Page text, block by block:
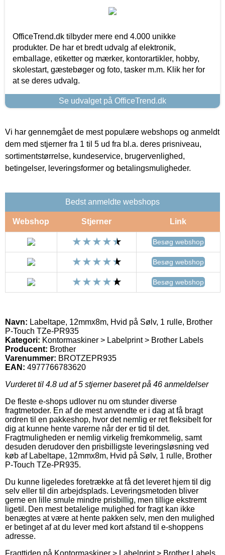
OfficeTrend.dk tilbyder mere end 4.000 unikke
produkter. De har et bredt udvalg af elektronik,
emballage, etiketter og mærker, kontorartikler, hobby,
skolestart, gæstebøger og foto, tasker m.m. Klik her for
at se deres udvalg.
Se udvalget på OfficeTrend.dk
Vi har gennemgået de mest populære webshops og anmeldt
dem med stjerner fra 1 til 5 ud fra bl.a. deres prisniveau,
sortimentstørrelse, kundeservice, brugervenlighed,
betingelser, leveringsformer og betalingsmuligheder.
Bedst anmeldte webshops
Webshop Stjerner Link
Besøg webshop
Besøg webshop
Besøg webshop
Navn: Labeltape, 12mmx8m, Hvid på Sølv, 1 rulle, Brother
P-Touch TZe-PR935
Kategori: Kontormaskiner > Labelprint > Brother Labels
Producent: Brother
Varenummer: BROTZEPR935
EAN: 4977766783620
Vurderet til 4.8 ud af 5 stjerner baseret på 46 anmeldelser
De fleste e-shops udlover nu om stunder diverse
fragtmetoder. En af de mest anvendte er i dag at få bragt
ordren til en pakkeshop, hvor det nemlig er ret fleksibelt for
dig at kunne hente varerne når der er tid til det.
Fragtmuligheden er nemlig virkelig fremkommelig, samt
desuden derudover den prisbilligste leveringsløsning ved
køb af Labeltape, 12mmx8m, Hvid på Sølv, 1 rulle, Brother
P-Touch TZe-PR935.
Du kunne ligeledes foretrække at få det leveret hjem til dig
selv eller til din arbejdsplads. Leveringsmetoden bliver
gerne en lille smule mindre prisbillig, men tillige ekstremt
ligetil. Den mest betalelige mulighed for fragt kan ikke
benægtes at være at hente pakken selv, men den mulighed
er betinget af at du lever med kort afstand til e-shoppens
adresse.
Fragttiden på Kontormaskiner > Labelprint > Brother Labels